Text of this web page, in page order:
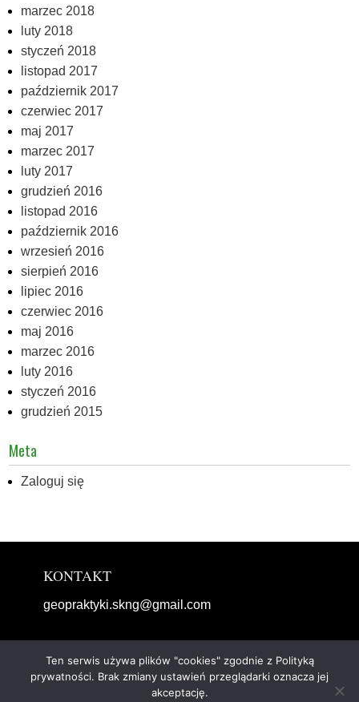
marzec 2018
luty 2018
styczeń 2018
listopad 2017
październik 2017
czerwiec 2017
maj 2017
marzec 2017
luty 2017
grudzień 2016
listopad 2016
październik 2016
wrzesień 2016
sierpień 2016
lipiec 2016
czerwiec 2016
maj 2016
marzec 2016
luty 2016
styczeń 2016
grudzień 2015
Meta
Zaloguj się
KONTAKT
geopraktyki.skng@gmail.com
Copyright © 2019 Geopraktyki, Wykonanie: Tomasz
Ten serwis używa plików "cookies" zgodnie z Polityką
prywatności. Brak zmiany ustawień przeglądarki oznacza jej
akceptację.